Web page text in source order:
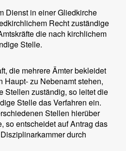
Dienst in einer Gliedkirche
Recht zuständige
die nach kirchlichem
Stelle.
die mehrere Ämter bekleidet
Haupt- zu Nebenamt stehen,
Stellen zuständig, so leitet die
Stelle das Verfahren ein.
Stellen hierüber
so entscheidet auf Antrag das
durch